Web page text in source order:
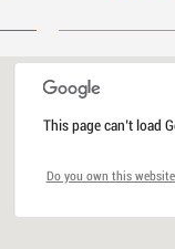
This page can't load
Do you own this